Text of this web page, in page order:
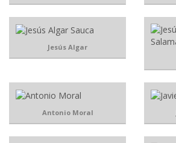
Jesús Algar
Antonio Moral